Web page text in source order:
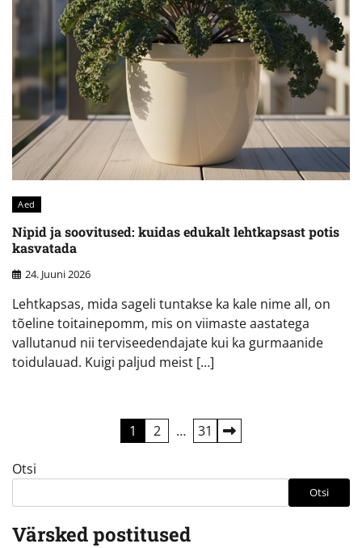
Aed
Nipid ja soovitused: kuidas edukalt lehtkapsast potis
kasvatada
24. Juuni 2026
Lehtkapsas, mida sageli tuntakse ka kale nime all, on
tõeline toitainepomm, mis on viimaste aastatega
vallutanud nii terviseedendajate kui ka gurmaanide
toidulauad. Kuigi paljud meist […]
leheküljendus
1 2 … 31
Otsi
Otsi
Värsked postitused